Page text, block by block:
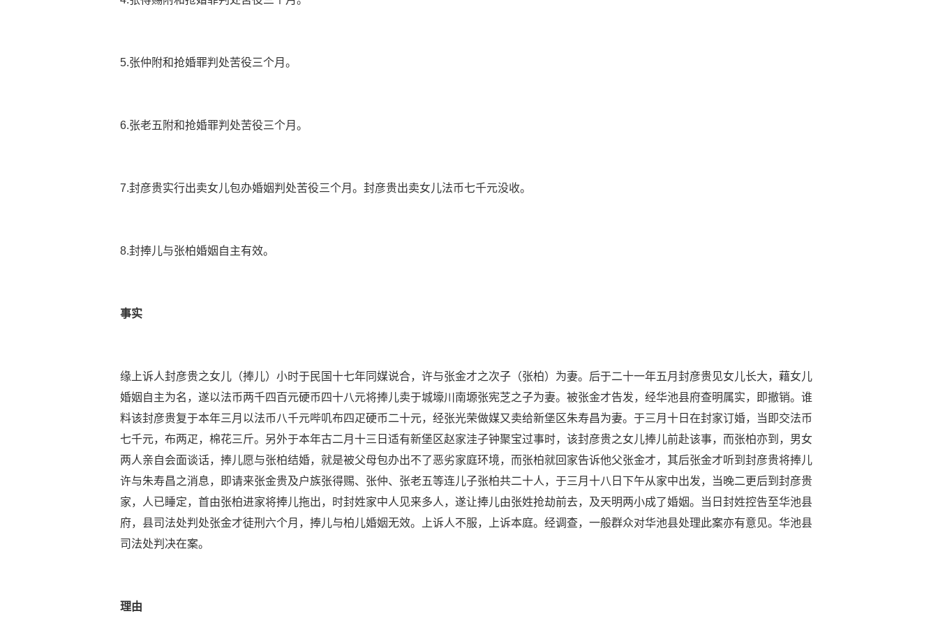
5.张仲附和抢婚罪判处苦役三个月。
6.张老五附和抢婚罪判处苦役三个月。
7.封彦贵实行出卖女儿包办婚姻判处苦役三个月。封彦贵出卖女儿法币七千元没收。
8.封捧儿与张柏婚姻自主有效。
事实
缘上诉人封彦贵之女儿（捧儿）小时于民国十七年同媒说合，许与张金才之次子（张柏）为妻。后于二十一年五月封彦贵见女儿长大，藉女儿
婚姻自主为名，遂以法币两千四百元硬币四十八元将捧儿卖于城壕川南塬张宪芝之子为妻。被张金才告发，经华池县府查明属实，即撤销。谁
料该封彦贵复于本年三月以法币八千元哔叽布四疋硬币二十元，经张光荣做媒又卖给新堡区朱寿昌为妻。于三月十日在封家订婚，当即交法币
七千元，布两疋，棉花三斤。另外于本年古二月十三日适有新堡区赵家洼子钟聚宝过事时，该封彦贵之女儿捧儿前赴该事，而张柏亦到，男女
两人亲自会面谈话，捧儿愿与张柏结婚，就是被父母包办出不了恶劣家庭环境，而张柏就回家告诉他父张金才，其后张金才听到封彦贵将捧儿
许与朱寿昌之消息，即请来张金贵及户族张得赐、张仲、张老五等连儿子张柏共二十人，于三月十八日下午从家中出发，当晚二更后到封彦贵
家，人已睡定，首由张柏进家将捧儿拖出，时封姓家中人见来多人，遂让捧儿由张姓抢劫前去，及天明两小成了婚姻。当日封姓控告至华池县
府，县司法处判处张金才徒刑六个月，捧儿与柏儿婚姻无效。上诉人不服，上诉本庭。经调查，一般群众对华池县处理此案亦有意见。华池县
司法处判决在案。
理由